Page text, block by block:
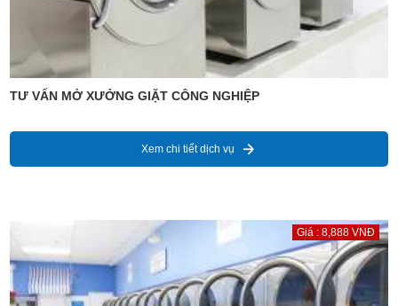
TƯ VẤN MỞ XƯỞNG GIẶT CÔNG NGHIỆP
Xem chi tiết dịch vụ
Giá : 8,888 VNĐ